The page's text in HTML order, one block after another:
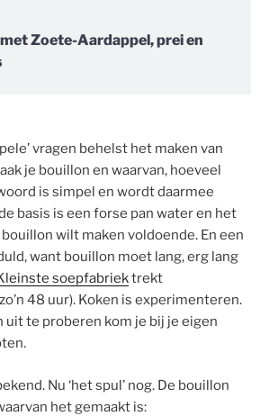
Zoete-Aardappel, prei en
vragen behelst het maken van
je bouillon en waarvan, hoeveel
is simpel en wordt daarmee
basis is een forse pan water en het
wilt maken voldoende. En een
want bouillon moet lang, erg lang
soepfabriektrekt
48 uur). Koken is experimenteren.
uit te proberen kom je bij je eigen
Nu ‘het spul’ nog. De bouillon
het gemaakt is: